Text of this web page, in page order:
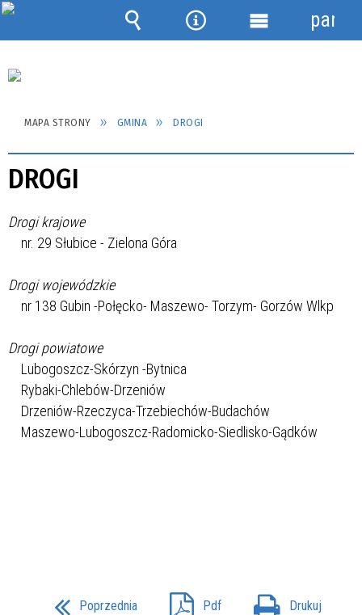
MAPA STRONY GMINA DROGI
DROGI
Drogi krajowe
nr. 29 Słubice - Zielona Góra
Drogi wojewódzkie
nr 138 Gubin -Połęcko- Maszewo- Torzym- Gorzów Wlkp
Drogi powiatowe
Lubogoszcz-Skórzyn -Bytnica
Rybaki-Chlebów-Drzeniów
Drzeniów-Rzeczyca-Trzebiechów-Budachów
Maszewo-Lubogoszcz-Radomicko-Siedlisko-Gądków
Poprzednia Pdf Drukuj
Wyszukiwarka
NarzędziaMenu
panel